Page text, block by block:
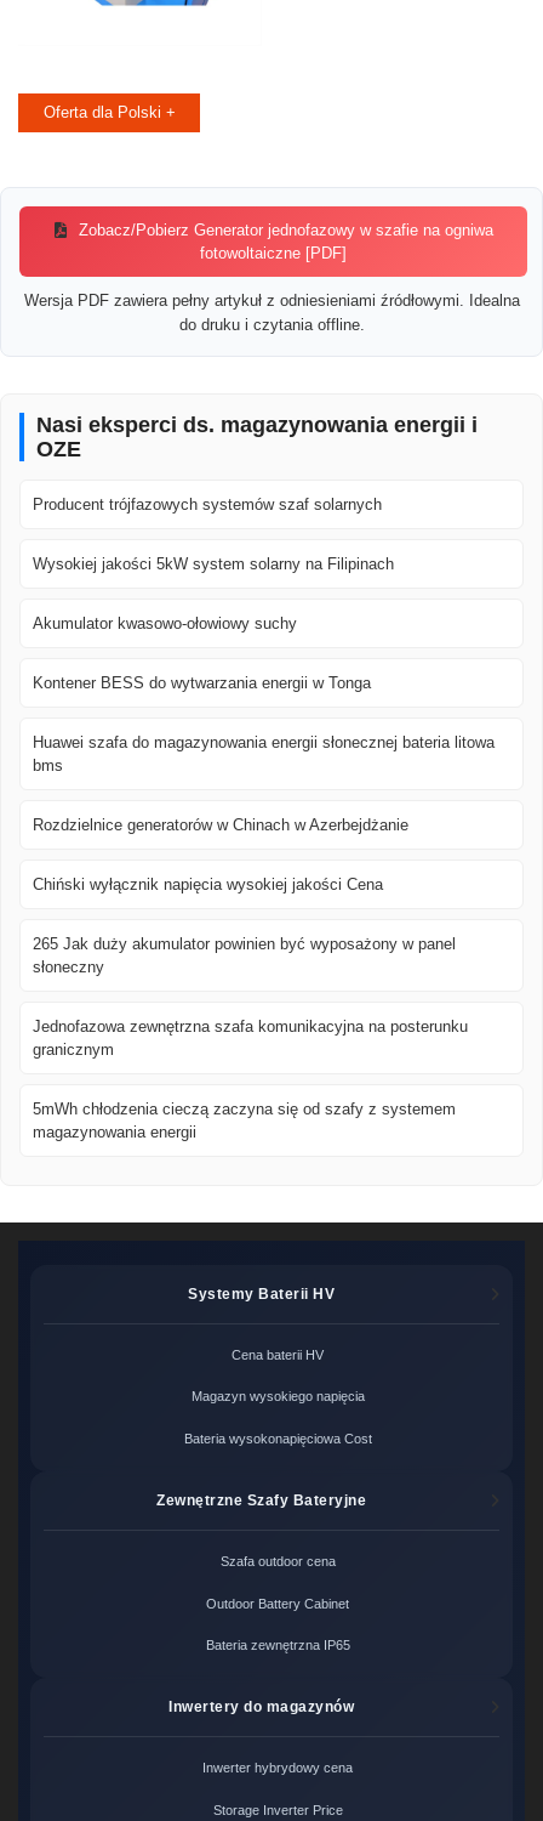
Oferta dla Polski +
Zobacz/Pobierz Generator jednofazowy w szafie na ogniwa
fotowoltaiczne [PDF]
Wersja PDF zawiera pełny artykuł z odniesieniami źródłowymi. Idealna
do druku i czytania offline.
Nasi eksperci ds. magazynowania energii i
OZE
Producent trójfazowych systemów szaf solarnych
Wysokiej jakości 5kW system solarny na Filipinach
Akumulator kwasowo-ołowiowy suchy
Kontener BESS do wytwarzania energii w Tonga
Huawei szafa do magazynowania energii słonecznej bateria litowa
bms
Rozdzielnice generatorów w Chinach w Azerbejdżanie
Chiński wyłącznik napięcia wysokiej jakości Cena
265 Jak duży akumulator powinien być wyposażony w panel
słoneczny
Jednofazowa zewnętrzna szafa komunikacyjna na posterunku
granicznym
5mWh chłodzenia cieczą zaczyna się od szafy z systemem
magazynowania energii
Systemy Baterii HV
Cena baterii HV
Magazyn wysokiego napięcia
Bateria wysokonapięciowa Cost
Zewnętrzne Szafy Bateryjne
Szafa outdoor cena
Outdoor Battery Cabinet
Bateria zewnętrzna IP65
Inwertery do magazynów
Inwerter hybrydowy cena
Storage Inverter Price